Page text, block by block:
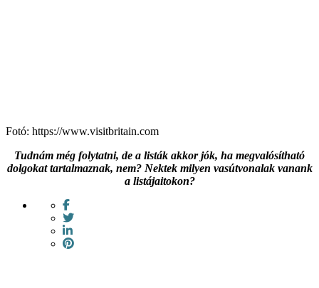
Fotó: https://www.visitbritain.com
Tudnám még folytatni, de a listák akkor jók, ha megvalósítható
dolgokat tartalmaznak, nem? Nektek milyen vasútvonalak vanank
a listájaitokon?